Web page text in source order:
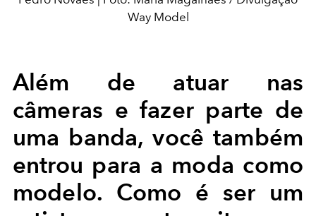
Way Model
Além de atuar nas
câmeras e fazer parte de
uma banda, você também
entrou para a moda como
modelo. Como é ser um